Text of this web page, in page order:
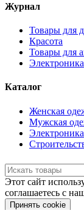
Журнал
Товары для
Красота
Товары для
Электроника
Каталог
Женская
Мужская
Электроника
Этот сайт
соглашаетесь с
Принять cookie